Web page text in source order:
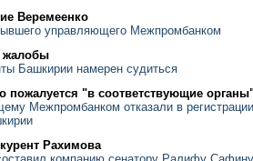
Веремеенко
управляющего Межпромбанком
Башкирии намерен судиться
пожалуется "в соответствующие
Межпромбанком отказали в
Рахимова